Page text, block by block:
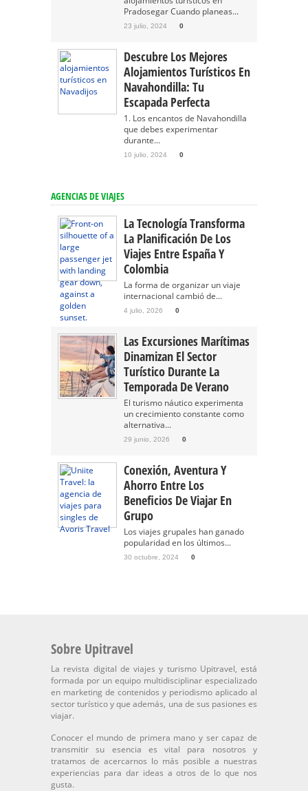
Pradosegar Cuando planeas...
23 julio, 2024 0
Descubre Los Mejores
Alojamientos Turísticos En
Navahondilla: Tu
Escapada Perfecta
1. Los encantos de Navahondilla
que debes experimentar
durante...
10 julio, 2024 0
AGENCIAS DE VIAJES
La Tecnología Transforma
La Planificación De Los
Viajes Entre España Y
Colombia
La forma de organizar un viaje
internacional cambió de...
4 julio, 2026 0
Las Excursiones Marítimas
Dinamizan El Sector
Turístico Durante La
Temporada De Verano
El turismo náutico experimenta
un crecimiento constante como
alternativa...
29 junio, 2026 0
Conexión, Aventura Y
Ahorro Entre Los
Beneficios De Viajar En
Grupo
Los viajes grupales han ganado
popularidad en los últimos...
30 octubre, 2024 0
Sobre Upitravel
La revista digital de viajes y turismo Upitravel, está
formada por un equipo multidisciplinar especializado
en marketing de contenidos y periodismo aplicado al
sector turístico y que además, una de sus pasiones es
viajar.
Conocer el mundo de primera mano y ser capaz de
transmitir su esencia es vital para nosotros y
tratamos de acercarnos lo más posible a nuestras
experiencias para dar ideas a otros de lo que nos
gusta.